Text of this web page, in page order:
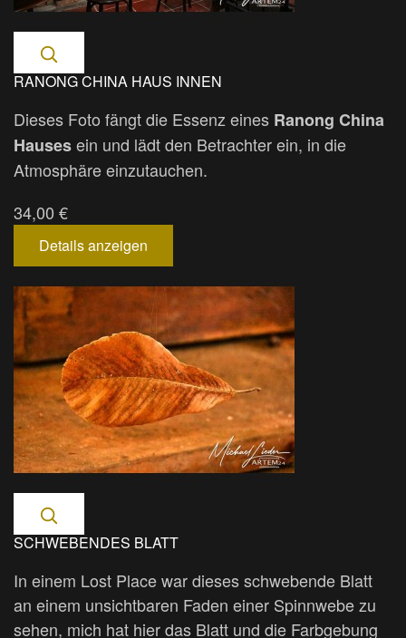
RANONG CHINA HAUS INNEN
Dieses Foto fängt die Essenz eines Ranong China
Hausesein und lädt den Betrachter ein, in die
Atmosphäre einzutauchen.
34,00 €
Details anzeigen
SCHWEBENDES BLATT
In einem Lost Place war dieses schwebende Blatt
an einem unsichtbaren Faden einer Spinnwebe zu
sehen, mich hat hier das Blatt und die Farbgebung